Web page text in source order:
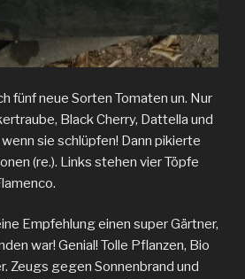
fünf neue Sorten Tomaten un. Nur
Black Cherry, Dattella und
sie schlüpfen! Dann pikierte
(re.). Links stehen vier Töpfe
Empfehlung einen super Gärtner,
war! Genial! Tolle Pflanzen, Bio
Zeugs gegen Sonnenbrand und